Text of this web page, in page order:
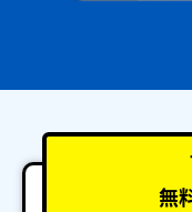
無